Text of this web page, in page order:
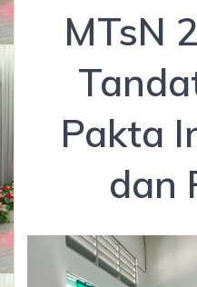
MTsN
Pakta
dan